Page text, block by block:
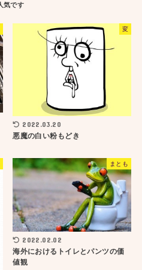
変
2022.03.20
悪魔の白い粉もどき
まとも
2022.02.02
海外におけるトイレとパンツの価
値観